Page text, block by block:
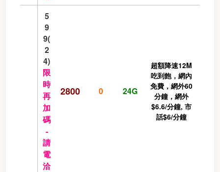
5
9
9(
2
4)
限
時
再
加
碼
-
請
電
洽
2800 0 24G
超額降速12M
吃到飽，網內
免費，網外60
分鐘，網外
$6.6/分鐘, 市
話$6/分鐘